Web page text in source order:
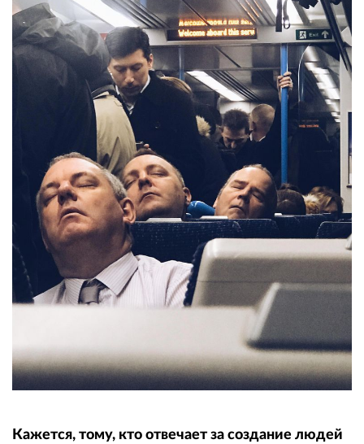
Кажется, тому, кто отвечает за создание людей